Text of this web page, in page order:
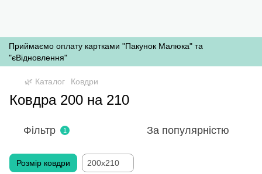
Приймаємо оплату картками "Пакунок Малюка" та
"єВідновлення"
🌿 Каталог Ковдри
Ковдра 200 на 210
Фільтр 1 За популярністю
Розмір ковдри 200x210